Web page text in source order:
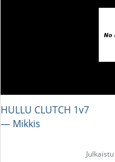
HULLU CLUTCH 1v7
― Mikkis